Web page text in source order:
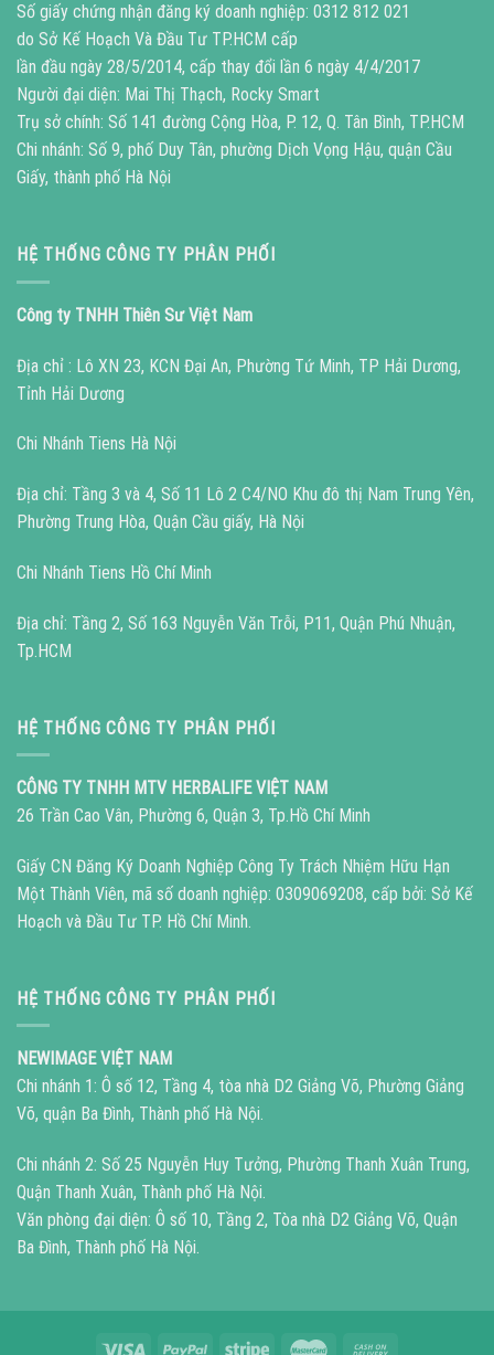
Số giấy chứng nhận đăng ký doanh nghiệp: 0312 812 021
do Sở Kế Hoạch Và Đầu Tư TP.HCM cấp
lần đầu ngày 28/5/2014, cấp thay đổi lần 6 ngày 4/4/2017
Người đại diện: Mai Thị Thạch, Rocky Smart
Trụ sở chính: Số 141 đường Cộng Hòa, P. 12, Q. Tân Bình, TP.HCM
Chi nhánh: Số 9, phố Duy Tân, phường Dịch Vọng Hậu, quận Cầu
Giấy, thành phố Hà Nội
HỆ THỐNG CÔNG TY PHÂN PHỐI
Công ty TNHH Thiên Sư Việt Nam
Địa chỉ : Lô XN 23, KCN Đại An, Phường Tứ Minh, TP Hải Dương,
Tỉnh Hải Dương
Chi Nhánh Tiens Hà Nội
Địa chỉ: Tầng 3 và 4, Số 11 Lô 2 C4/NO Khu đô thị Nam Trung Yên,
Phường Trung Hòa, Quận Cầu giấy, Hà Nội
Chi Nhánh Tiens Hồ Chí Minh
Địa chỉ: Tầng 2, Số 163 Nguyễn Văn Trỗi, P11, Quận Phú Nhuận,
Tp.HCM
HỆ THỐNG CÔNG TY PHÂN PHỐI
CÔNG TY TNHH MTV HERBALIFE VIỆT NAM
26 Trần Cao Vân, Phường 6, Quận 3, Tp.Hồ Chí Minh
Giấy CN Đăng Ký Doanh Nghiệp Công Ty Trách Nhiệm Hữu Hạn
Một Thành Viên, mã số doanh nghiệp: 0309069208, cấp bởi: Sở Kế
Hoạch và Đầu Tư TP. Hồ Chí Minh.
HỆ THỐNG CÔNG TY PHÂN PHỐI
NEWIMAGE VIỆT NAM
Chi nhánh 1: Ô số 12, Tầng 4, tòa nhà D2 Giảng Võ, Phường Giảng
Võ, quận Ba Đình, Thành phố Hà Nội.
Chi nhánh 2: Số 25 Nguyễn Huy Tưởng, Phường Thanh Xuân Trung,
Quận Thanh Xuân, Thành phố Hà Nội.
Văn phòng đại diện: Ô số 10, Tầng 2, Tòa nhà D2 Giảng Võ, Quận
Ba Đình, Thành phố Hà Nội.